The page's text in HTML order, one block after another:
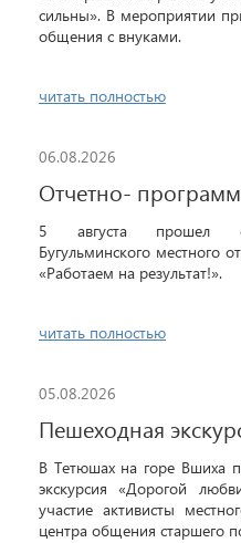
сильны». В мероприятии
общения с внуками.
читать полностью
06.08.2026
Отчетно-
5 августа прошел
Бугульминского местного
«Работаем на результат!».
читать полностью
05.08.2026
Пешеходная
В Тетюшах на горе Вшиха
экскурсия «Дорогой
участие активисты
центра общения старшего